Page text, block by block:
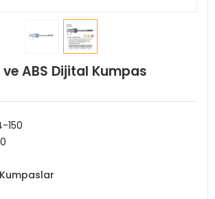
ABS Dijital Kumpas
150